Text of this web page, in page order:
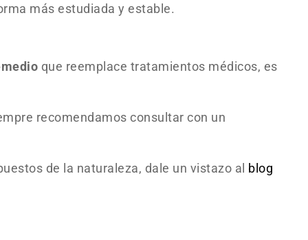
más estudiada y estable.
que reemplace tratamientos médicos, es
recomendamos consultar con un
de la naturaleza, dale un vistazo al blog